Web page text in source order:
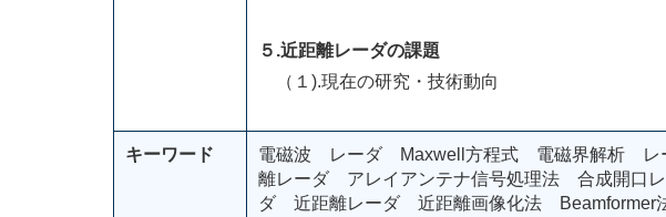
５.近距離レーダの課題
（１).現在の研究・技術動向
キーワード
電磁波 レーダ Maxwell方程式 電磁界解析 レ
離レーダ アレイアンテナ信号処理法 合成開口
ダ 近距離レーダ 近距離画像化法 Beamformer